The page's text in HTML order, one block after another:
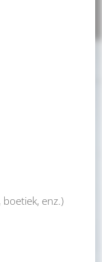
enz.)